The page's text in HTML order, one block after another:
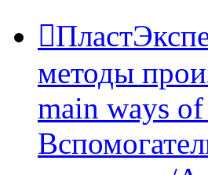
методы
main ways